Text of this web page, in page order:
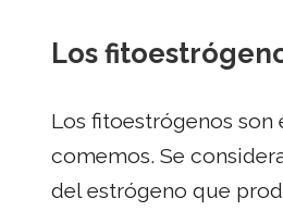
Los
Los fitoestrógenos
comemos. Se
del estrógeno que